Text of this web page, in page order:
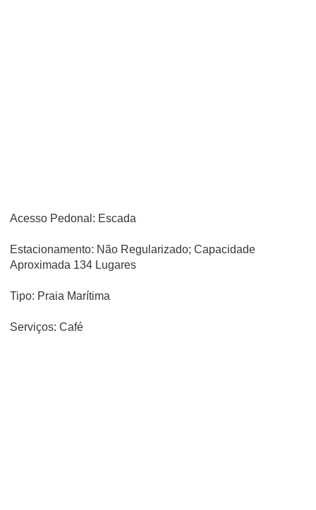
Acesso Pedonal: Escada
Estacionamento: Não Regularizado; Capacidade
Aproximada 134 Lugares
Tipo: Praia Marítima
Serviços: Café